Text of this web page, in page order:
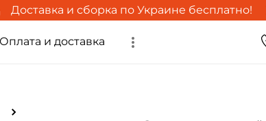
Доставка и сборка по Украине бесплатно!
Оплата и доставка